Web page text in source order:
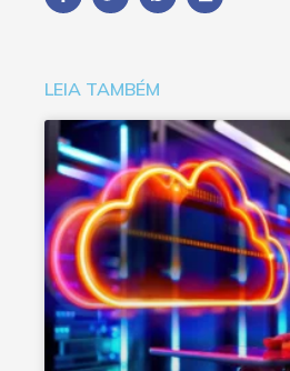
LEIA TAMBÉM